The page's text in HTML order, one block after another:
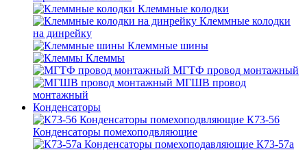
Клеммные колодки
Клеммные колодки
на динрейку
Клеммные шины
Клеммы
МГТФ провод монтажный
МГШВ провод
монтажный
Конденсаторы
К73-56
Конденсаторы помехоподвляющие
К73-57а